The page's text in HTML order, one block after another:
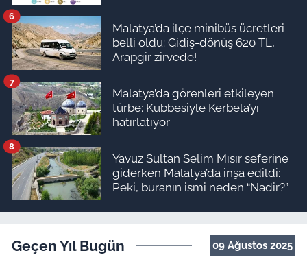
Malatya’da ilçe minibüs ücretleri
belli oldu: Gidiş-dönüş 620 TL,
Arapgir zirvede!
6
Malatya’da görenleri etkileyen
türbe: Kubbesiyle Kerbela’yı
hatırlatıyor
7
Yavuz Sultan Selim Mısır seferine
giderken Malatya’da inşa edildi:
Peki, buranın ismi neden “Nadir?”
8
Geçen Yıl Bugün 09 Ağustos 2025